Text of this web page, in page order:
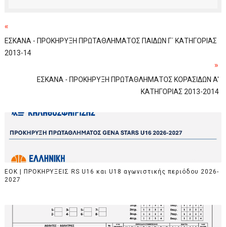
«
ΕΣΚΑΝΑ - ΠΡΟΚΗΡΥΞΗ ΠΡΩΤΑΘΛΗΜΑΤΟΣ ΠΑΙΔΩΝ Γ΄ ΚΑΤΗΓΟΡΙΑΣ
2013-14
»
ΕΣΚΑΝΑ - ΠΡΟΚΗΡΥΞΗ ΠΡΩΤΑΘΛΗΜΑΤΟΣ ΚΟΡΑΣΙΔΩΝ A'
ΚΑΤΗΓΟΡΙΑΣ 2013-2014
EOK | ΠΡΟΚΗΡΥΞΕΙΣ RS U16 και U18 αγωνιστικής περιόδου 2026-
2027